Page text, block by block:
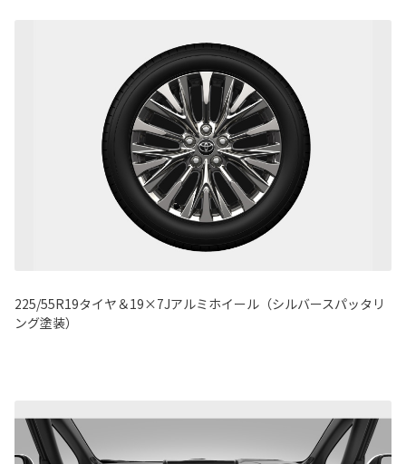
225/55R19タイヤ＆19×7Jアルミホイール（シルバースパッタリ
ング塗装）